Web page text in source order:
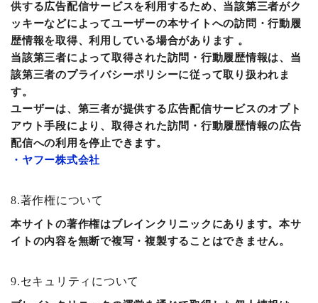
供する広告配信サービスを利用するため、当該第三者がク
ッキーなどによってユーザーの本サイトへの訪問・行動履
歴情報を取得、利用している場合があります 。
当該第三者によって取得された訪問・行動履歴情報は、当
該第三者のプライバシーポリシーに従って取り扱われま
す。
ユーザーは、第三者が提供する広告配信サービスのオプト
アウト手段により、取得された訪問・行動履歴情報の広告
配信への利用を停止できます。
・ヤフー株式会社
8.著作権について
本サイトの著作権はブレインクリニックにあります。本サ
イトの内容を無断で複写・複製することはできません。
9.セキュリティについて